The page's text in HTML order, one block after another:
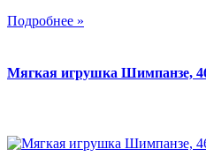
Подробнее »
Мягкая игрушка Шимпанзе,